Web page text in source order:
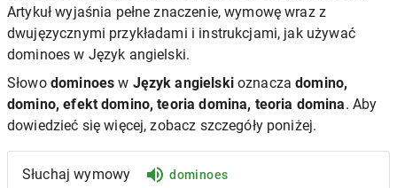
Artykuł wyjaśnia pełne znaczenie, wymowę wraz z
dwujęzycznymi przykładami i instrukcjami, jak używać
dominoes w Język angielski.
Słowo dominoes w Język angielskioznaczadomino,
domino, efekt domino, teoria domina, teoria domina. Aby
dowiedzieć się więcej, zobacz szczegóły poniżej.
Słuchaj wymowy dominoes